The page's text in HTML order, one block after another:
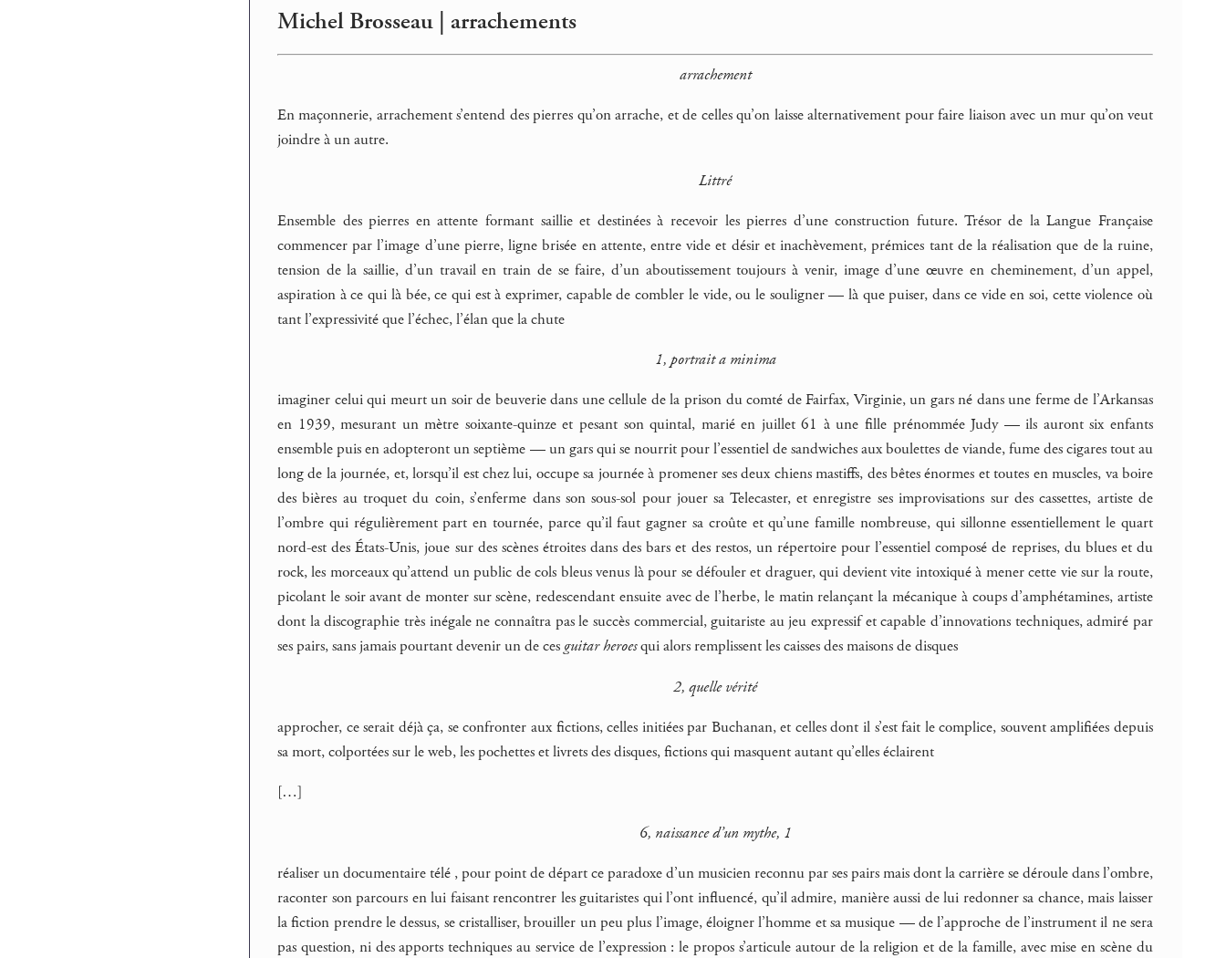
Michel Brosseau | arrachements
arrachement
En maçonnerie, arrachement s’entend des pierres qu’on arrache, et de celles qu’on laisse alternativement pour faire liaison avec un mur qu’on veut
joindre à un autre.
Littré
Ensemble des pierres en attente formant saillie et destinées à recevoir les pierres d’une construction future. Trésor de la Langue Française
commencer par l’image d’une pierre, ligne brisée en attente, entre vide et désir et inachèvement, prémices tant de la réalisation que de la ruine,
tension de la saillie, d’un travail en train de se faire, d’un aboutissement toujours à venir, image d’une œuvre en cheminement, d’un appel,
aspiration à ce qui là bée, ce qui est à exprimer, capable de combler le vide, ou le souligner — là que puiser, dans ce vide en soi, cette violence où
tant l’expressivité que l’échec, l’élan que la chute
1, portrait a minima
imaginer celui qui meurt un soir de beuverie dans une cellule de la prison du comté de Fairfax, Virginie, un gars né dans une ferme de l’Arkansas
en 1939, mesurant un mètre soixante-quinze et pesant son quintal, marié en juillet 61 à une fille prénommée Judy — ils auront six enfants
ensemble puis en adopteront un septième — un gars qui se nourrit pour l’essentiel de sandwiches aux boulettes de viande, fume des cigares tout au
long de la journée, et, lorsqu’il est chez lui, occupe sa journée à promener ses deux chiens mastiffs, des bêtes énormes et toutes en muscles, va boire
des bières au troquet du coin, s’enferme dans son sous-sol pour jouer sa Telecaster, et enregistre ses improvisations sur des cassettes, artiste de
l’ombre qui régulièrement part en tournée, parce qu’il faut gagner sa croûte et qu’une famille nombreuse, qui sillonne essentiellement le quart
nord-est des États-Unis, joue sur des scènes étroites dans des bars et des restos, un répertoire pour l’essentiel composé de reprises, du blues et du
rock, les morceaux qu’attend un public de cols bleus venus là pour se défouler et draguer, qui devient vite intoxiqué à mener cette vie sur la route,
picolant le soir avant de monter sur scène, redescendant ensuite avec de l’herbe, le matin relançant la mécanique à coups d’amphétamines, artiste
dont la discographie très inégale ne connaîtra pas le succès commercial, guitariste au jeu expressif et capable d’innovations techniques, admiré par
ses pairs, sans jamais pourtant devenir un de cesguitar heroesqui alors remplissent les caisses des maisons de disques
2, quelle vérité
approcher, ce serait déjà ça, se confronter aux fictions, celles initiées par Buchanan, et celles dont il s’est fait le complice, souvent amplifiées depuis
sa mort, colportées sur le web, les pochettes et livrets des disques, fictions qui masquent autant qu’elles éclairent
[…]
6, naissance d’un mythe, 1
réaliser un documentaire télé , pour point de départ ce paradoxe d’un musicien reconnu par ses pairs mais dont la carrière se déroule dans l’ombre,
raconter son parcours en lui faisant rencontrer les guitaristes qui l’ont influencé, qu’il admire, manière aussi de lui redonner sa chance, mais laisser
la fiction prendre le dessus, se cristalliser, brouiller un peu plus l’image, éloigner l’homme et sa musique — de l’approche de l’instrument il ne sera
pas question, ni des apports techniques au service de l’expression : le propos s’articule autour de la religion et de la famille, avec mise en scène du